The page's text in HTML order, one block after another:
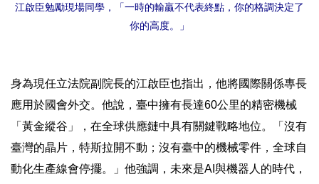
江啟臣勉勵現場同學，「一時的輸贏不代表終點，你的格調決定了
你的高度。」
身為現任立法院副院長的江啟臣也指出，他將國際關係專長
應用於國會外交。他說，臺中擁有長達60公里的精密機械
「黃金縱谷」，在全球供應鏈中具有關鍵戰略地位。「沒有
臺灣的晶片，特斯拉開不動；沒有臺中的機械零件，全球自
動化生產線會停擺。」他強調，未來是AI與機器人的時代，